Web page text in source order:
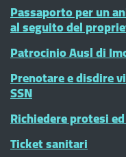
Passaporto per un
al seguito del
Patrocinio Ausl di
Prenotare e disdire
SSN
Richiedere protesi
Ticket sanitari